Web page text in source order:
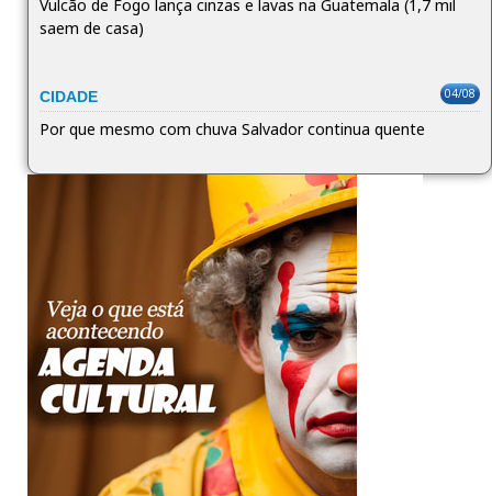
Vulcão de Fogo lança cinzas e lavas na Guatemala (1,7 mil
saem de casa)
CIDADE 04/08
Por que mesmo com chuva Salvador continua quente